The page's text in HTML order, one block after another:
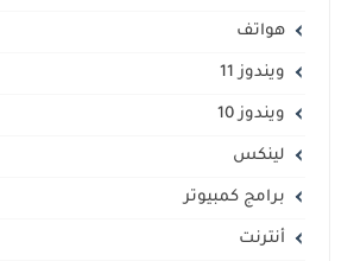
هواتف
ويندوز 11
ويندوز 10
لينكس
برامج كمبيوتر
أنترنت